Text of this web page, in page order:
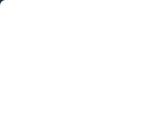
DE LA PAGE